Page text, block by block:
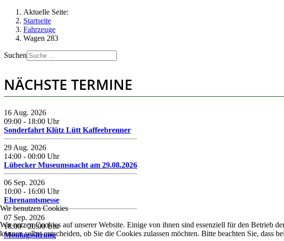
Aktuelle Seite:
Startseite
Fahrzeuge
Wagen 283
Suchen
NÄCHSTE TERMINE
16 Aug. 2026
09:00 - 18:00 Uhr
Sonderfahrt Klütz Lütt Kaffeebrenner
29 Aug. 2026
14:00 - 00:00 Uhr
Lübecker Museumsnacht am 29.08.2026
06 Sep. 2026
10:00 - 16:00 Uhr
Ehrenamtsmesse
07 Sep. 2026
18:00-20:00Uhr
Montagssitzung
Wir benutzen Cookies
Wir nutzen Cookies auf unserer Website. Einige von ihnen sind essenziell für den Betrieb
können selbst entscheiden, ob Sie die Cookies zulassen möchten. Bitte beachten Sie,